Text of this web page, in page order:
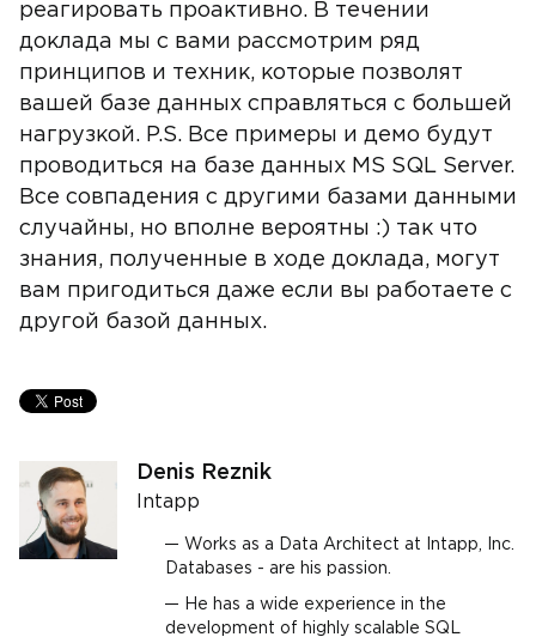
реагировать проактивно. В течении
доклада мы с вами рассмотрим ряд
принципов и техник, которые позволят
вашей базе данных справляться с большей
нагрузкой. P.S. Все примеры и демо будут
проводиться на базе данных MS SQL Server.
Все совпадения с другими базами данными
случайны, но вполне вероятны :) так что
знания, полученные в ходе доклада, могут
вам пригодиться даже если вы работаете с
другой базой данных.
Denis Reznik
Intapp
Works as a Data Architect at Intapp, Inc.
Databases - are his passion.
He has a wide experience in the
development of highly scalable SQL